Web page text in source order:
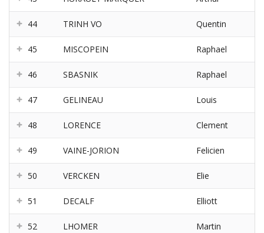
44 TRINH VO Quentin
45 MISCOPEIN Raphael
46 SBASNIK Raphael
47 GELINEAU Louis
48 LORENCE Clement
49 VAINE-JORION Felicien
50 VERCKEN Elie
51 DECALF Elliott
52 LHOMER Martin